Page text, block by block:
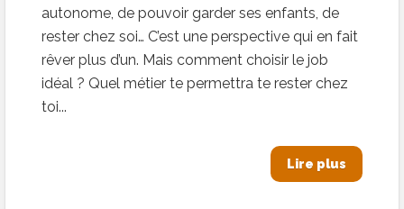
autonome, de pouvoir garder ses enfants, de
rester chez soi… C’est une perspective qui en fait
rêver plus d’un. Mais comment choisir le job
idéal ? Quel métier te permettra te rester chez
toi...
Lire plus